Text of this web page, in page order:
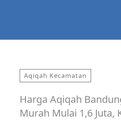
Aqiqah Kecamatan
Harga Aqiqah
Murah Mulai 1,6 Juta,